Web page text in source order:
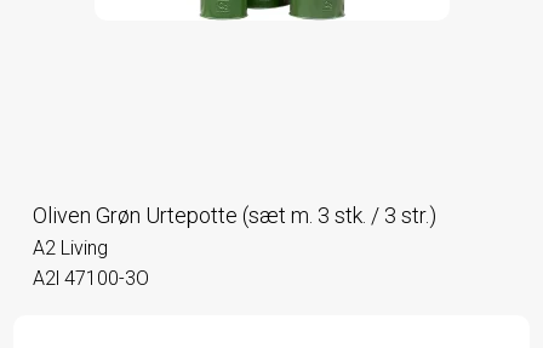
Oliven Grøn Urtepotte (sæt m. 3 stk. / 3 str.)
A2 Living
A2l 47100-3O